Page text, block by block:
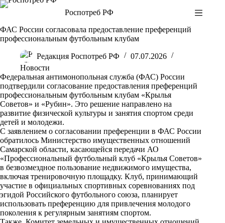
Перейти
Роспотреб РФ
ФАС России согласовала предоставление преференций
профессиональным футбольным клубам
Редакция Роспотреб РФ
07.07.2026
Новости
Федеральная антимонопольная служба (ФАС) России
подтвердили согласование предоставления преференций
профессиональным футбольным клубам «Крылья
Советов» и «Рубин». Это решение направлено на
развитие физической культуры и занятия спортом среди
детей и молодежи.
С заявлением о согласовании преференции в ФАС России
обратилось Министерство имущественных отношений
Самарской области, касающейся передачи АО
«Профессиональный футбольный клуб «Крылья Советов»
в безвозмездное пользование недвижимого имущества,
включая тренировочную площадку. Клуб, принимающий
участие в официальных спортивных соревнованиях под
эгидой Российского футбольного союза, планирует
использовать преференцию для привлечения молодого
поколения к регулярным занятиям спортом.